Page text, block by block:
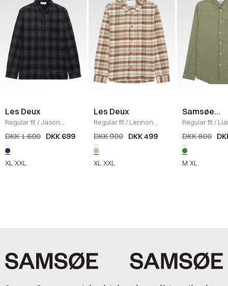
Les Deux
Regular fit/Jason
Check Wool Overshirt
DKK 1.600 DKK 699
XL XXL
Les Deux
Regular fit/ Lennon
Check Overshirt / IRISH
DKK 900 DKK 499
XL XXL
Samsøe
Samsøe
Regular fit/
Skjorte/
DKK 800
M XL